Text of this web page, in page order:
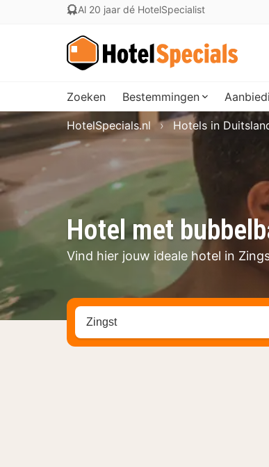
Al 20 jaar dé HotelSpecialist
Zoeken Bestemmingen
Hotel met
Vind hier jouw ideale hotel in
HotelSpecials.nl Hotels in
Zoek op hotel, regio of stad